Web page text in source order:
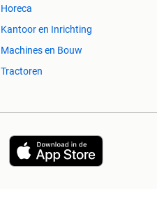
Horeca
Kantoor en Inrichting
Machines en Bouw
Tractoren